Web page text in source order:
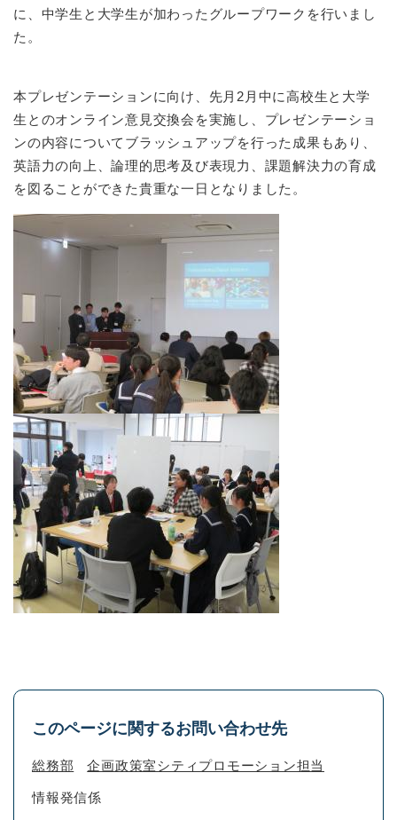
に、中学生と大学生が加わったグループワークを行いまし
た。
本プレゼンテーションに向け、先月2月中に高校生と大学
生とのオンライン意見交換会を実施し、プレゼンテーショ
ンの内容についてブラッシュアップを行った成果もあり、
英語力の向上、論理的思考及び表現力、課題解決力の育成
を図ることができた貴重な一日となりました。
このページに関するお問い合わせ先
総務部 企画政策室シティプロモーション担当
情報発信係